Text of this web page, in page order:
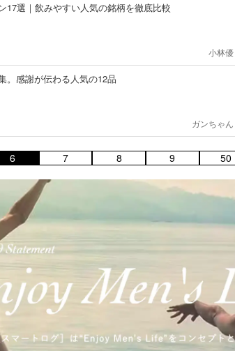
17選｜飲みやすい人気の銘柄を徹底比較
小林優
。感謝が伝わる人気の12品
ガンちゃん
6 7 8 9 50